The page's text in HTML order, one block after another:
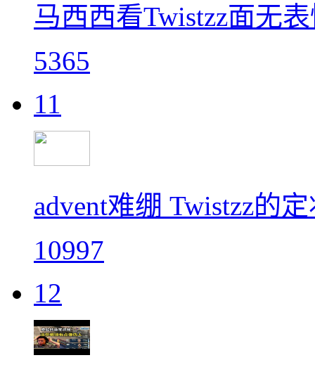
马西西看Twistzz面无
5365
11
advent难绷 Twistzz的
10997
12